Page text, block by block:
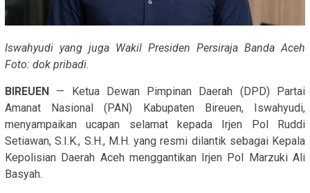
Iswahyudi yang juga Wakil Presiden Persiraja Banda Aceh
Foto: dok pribadi.
BIREUEN — Ketua Dewan Pimpinan Daerah (DPD) Partai
Amanat Nasional (PAN) Kabupaten Bireuen, Iswahyudi,
menyampaikan ucapan selamat kepada Irjen Pol Ruddi
Setiawan, S.I.K., S.H., M.H. yang resmi dilantik sebagai Kepala
Kepolisian Daerah Aceh menggantikan Irjen Pol Marzuki Ali
Basyah.